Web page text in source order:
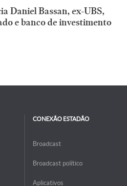
Daniel Bassan, ex-UBS,
e banco de investimento
CONEXÃO ESTADÃO
Broadcast
Broadcast político
Aplicativos